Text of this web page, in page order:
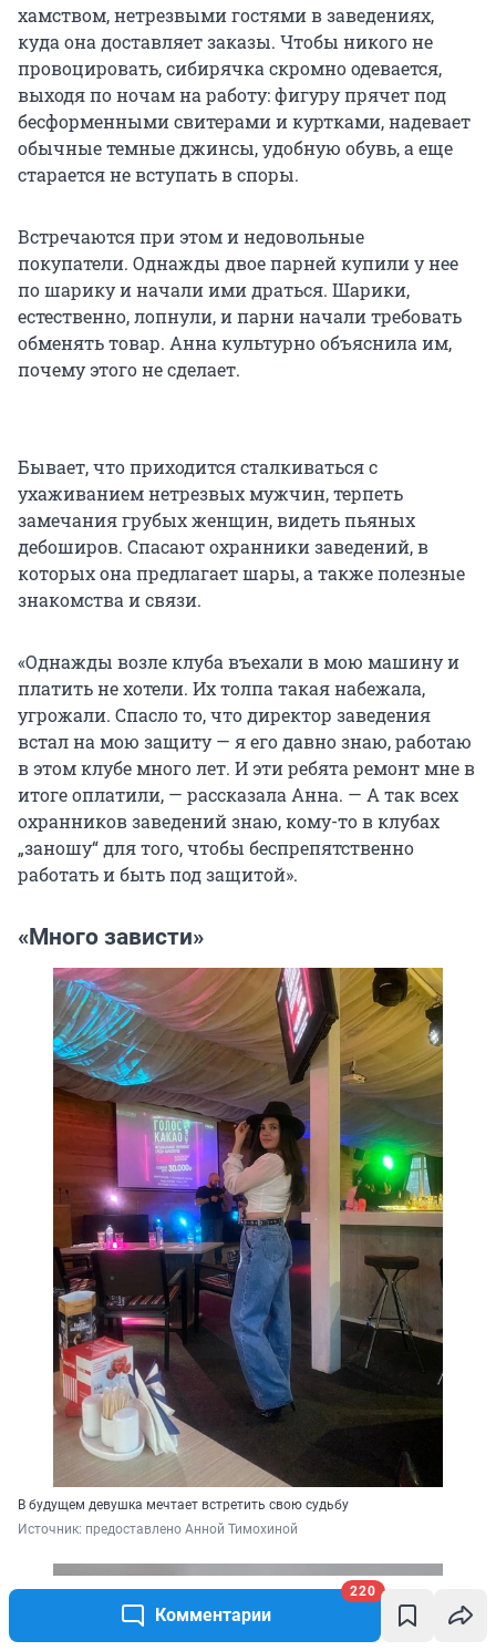
Комментарии
220
хамством, нетрезвыми гостями в заведениях,
куда она доставляет заказы. Чтобы никого не
провоцировать, сибирячка скромно одевается,
выходя по ночам на работу: фигуру прячет под
бесформенными свитерами и куртками, надевает
обычные темные джинсы, удобную обувь, а еще
старается не вступать в споры.
Встречаются при этом и недовольные
покупатели. Однажды двое парней купили у нее
по шарику и начали ими драться. Шарики,
естественно, лопнули, и парни начали требовать
обменять товар. Анна культурно объяснила им,
почему этого не сделает.
Бывает, что приходится сталкиваться с
ухаживанием нетрезвых мужчин, терпеть
замечания грубых женщин, видеть пьяных
дебоширов. Спасают охранники заведений, в
которых она предлагает шары, а также полезные
знакомства и связи.
«Однажды возле клуба въехали в мою машину и
платить не хотели. Их толпа такая набежала,
угрожали. Спасло то, что директор заведения
встал на мою защиту — я его давно знаю, работаю
в этом клубе много лет. И эти ребята ремонт мне в
итоге оплатили, — рассказала Анна. — А так всех
охранников заведений знаю, кому-то в клубах
„заношу“ для того, чтобы беспрепятственно
работать и быть под защитой».
«Много зависти»
В будущем девушка мечтает встретить свою судьбу
Источник: предоставлено Анной Тимохиной